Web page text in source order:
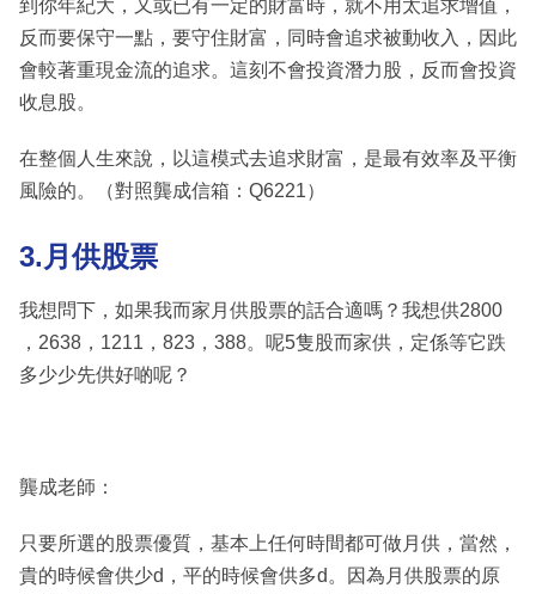
到你年紀大，又或已有一定的財富時，就不用太追求增值，
反而要保守一點，要守住財富，同時會追求被動收入，因此
會較著重現金流的追求。這刻不會投資潛力股，反而會投資
收息股。
在整個人生來說，以這模式去追求財富，是最有效率及平衡
風險的。（對照龔成信箱：Q6221）
3.月供股票
我想問下，如果我而家月供股票的話合適嗎？我想供2800
，2638，1211，823，388。呢5隻股而家供，定係等它跌
多少少先供好啲呢？
龔成老師：
只要所選的股票優質，基本上任何時間都可做月供，當然，
貴的時候會供少d，平的時候會供多d。因為月供股票的原